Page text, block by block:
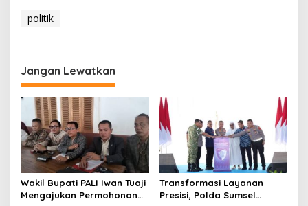
politik
Jangan Lewatkan
Wakil Bupati PALI Iwan Tuaji
Mengajukan Permohonan
Transformasi Layanan
Presisi, Polda Sumsel